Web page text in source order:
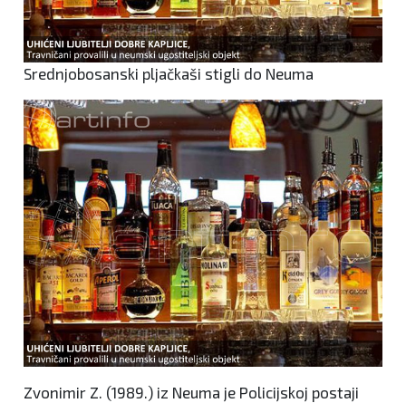
Srednjobosanski pljačkaši stigli do Neuma
Zvonimir Z. (1989.) iz Neuma je Policijskoj postaji